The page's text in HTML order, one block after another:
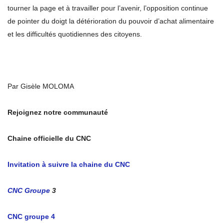
tourner la page et à travailler pour l’avenir, l’opposition continue
de pointer du doigt la détérioration du pouvoir d’achat alimentaire
et les difficultés quotidiennes des citoyens.
Par Gisèle MOLOMA
Rejoignez notre communauté
Chaine officielle du CNC
Invitation à suivre la chaine du CNC
CNC Groupe 3
CNC groupe 4